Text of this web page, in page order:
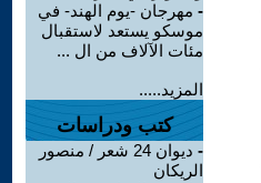
- مهرجان -يوم الهند- في
موسكو يستعد لاستقبال
مئات الآلاف من ال ...
المزيد.....
كتب ودراسات
-
ديوان 24 شعر / منصور
الريكان